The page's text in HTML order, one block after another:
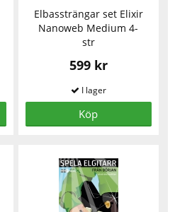
Elbassträngar set Elixir
Nanoweb Medium 4-
str
599 kr
Köp